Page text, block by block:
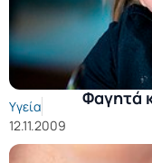
Υγεία
12.11.2009
Φαγητά